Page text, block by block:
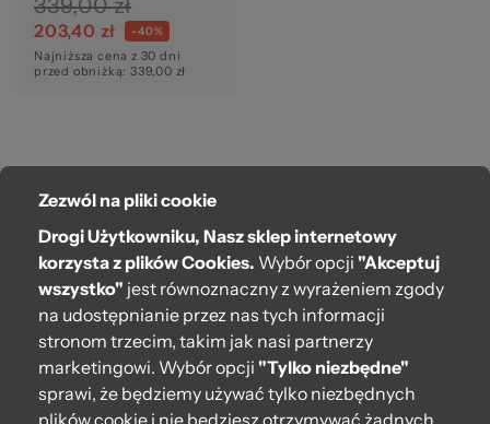
339,00 zł
203,40 zł -40%
Najniższa cena z 30 dni
przed obniżką: 339,00 zł
O bag
Pomoc
Moje O bag
Kontakt
222 571 414
Zezwól na pliki cookie
Drogi Użytkowniku, Nasz sklep internetowy
korzysta z plików Cookies. Wybór opcji "Akceptuj
wszystko" jest równoznaczny z wyrażeniem zgody
na udostępnianie przez nas tych informacji
stronom trzecim, takim jak nasi partnerzy
marketingowi. Wybór opcji "Tylko niezbędne"
sprawi, że będziemy używać tylko niezbędnych
plików cookie i nie będziesz otrzymywać żadnych